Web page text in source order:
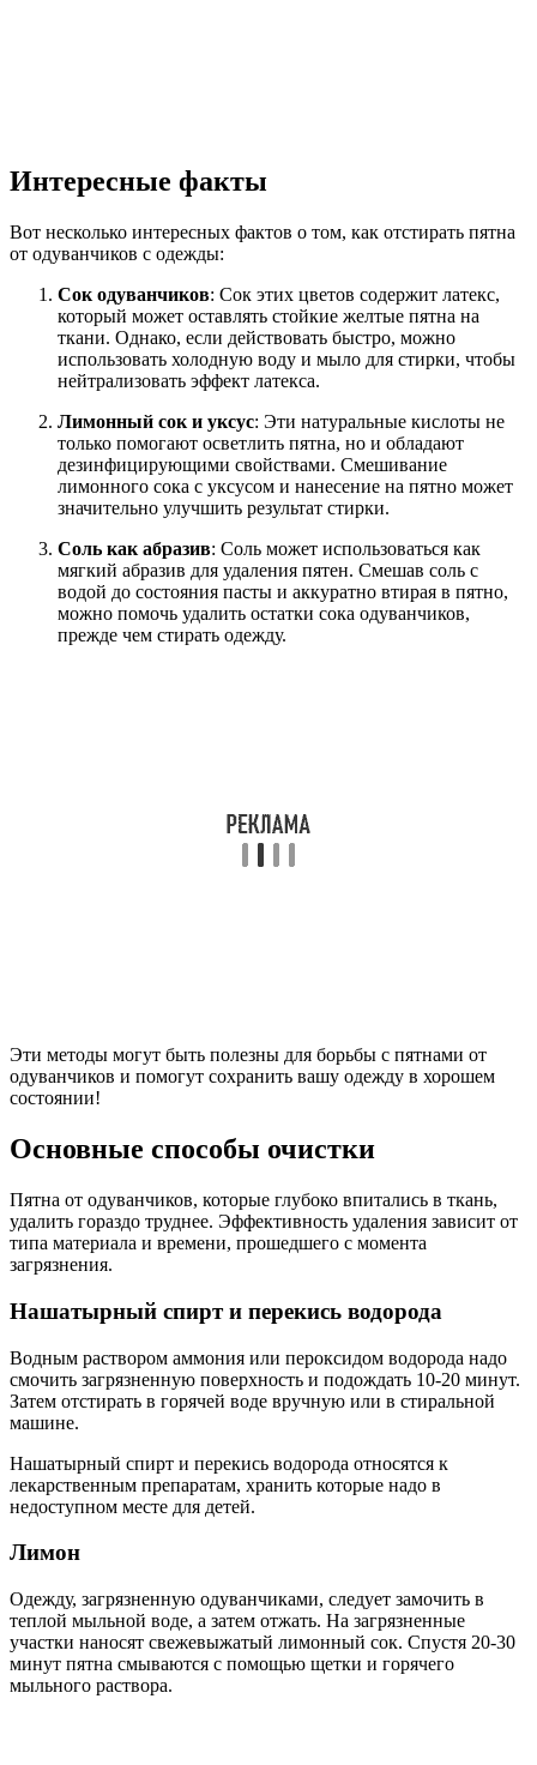
Интересные факты
Вот несколько интересных фактов о том, как отстирать пятна
от одуванчиков с одежды:
Сок одуванчиков: Сок этих цветов содержит латекс,
который может оставлять стойкие желтые пятна на
ткани. Однако, если действовать быстро, можно
использовать холодную воду и мыло для стирки, чтобы
нейтрализовать эффект латекса.
Лимонный сок и уксус: Эти натуральные кислоты не
только помогают осветлить пятна, но и обладают
дезинфицирующими свойствами. Смешивание
лимонного сока с уксусом и нанесение на пятно может
значительно улучшить результат стирки.
Соль как абразив: Соль может использоваться как
мягкий абразив для удаления пятен. Смешав соль с
водой до состояния пасты и аккуратно втирая в пятно,
можно помочь удалить остатки сока одуванчиков,
прежде чем стирать одежду.
Эти методы могут быть полезны для борьбы с пятнами от
одуванчиков и помогут сохранить вашу одежду в хорошем
состоянии!
Основные способы очистки
Пятна от одуванчиков, которые глубоко впитались в ткань,
удалить гораздо труднее. Эффективность удаления зависит от
типа материала и времени, прошедшего с момента
загрязнения.
Нашатырный спирт и перекись водорода
Водным раствором аммония или пероксидом водорода надо
смочить загрязненную поверхность и подождать 10-20 минут.
Затем отстирать в горячей воде вручную или в стиральной
машине.
Нашатырный спирт и перекись водорода относятся к
лекарственным препаратам, хранить которые надо в
недоступном месте для детей.
Лимон
Одежду, загрязненную одуванчиками, следует замочить в
теплой мыльной воде, а затем отжать. На загрязненные
участки наносят свежевыжатый лимонный сок. Спустя 20-30
минут пятна смываются с помощью щетки и горячего
мыльного раствора.